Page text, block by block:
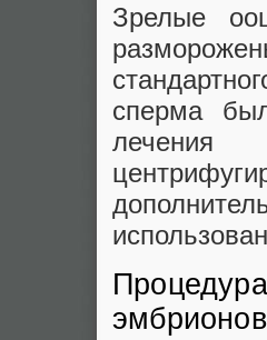
Зрелые
сперма
лечения